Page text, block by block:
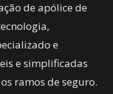
de apólice de
e
e simplificadas
ramos de seguro.